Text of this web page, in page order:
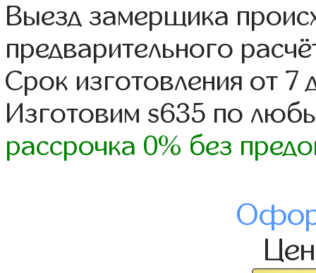
Выезд замерщика
предварительного
Срок изготовления от 7
Изготовим s635 по
рассрочка 0% без